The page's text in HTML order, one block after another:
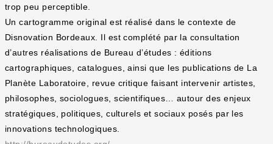
trop peu perceptible.
Un cartogramme original est réalisé dans le contexte de
Disnovation Bordeaux. Il est complété par la consultation
d’autres réalisations de Bureau d’études : éditions
cartographiques, catalogues, ainsi que les publications de La
Planète Laboratoire, revue critique faisant intervenir artistes,
philosophes, sociologues, scientifiques… autour des enjeux
stratégiques, politiques, culturels et sociaux posés par les
innovations technologiques.